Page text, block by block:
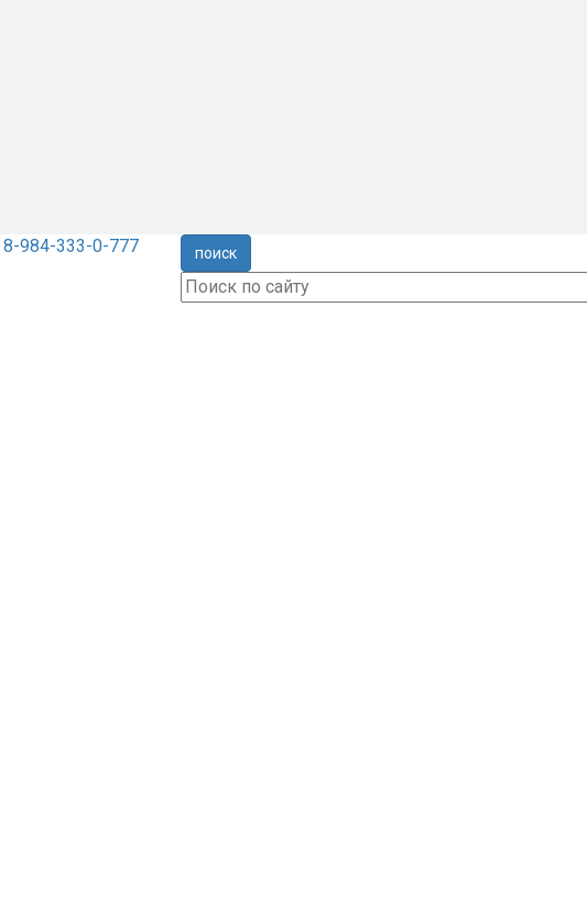
8-984-333-0-777 поиск